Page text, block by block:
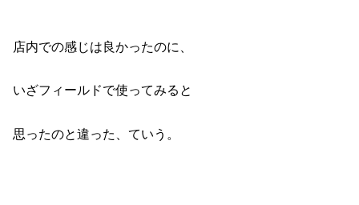
店内での感じは良かったのに、
いざフィールドで使ってみると
思ったのと違った、ていう。